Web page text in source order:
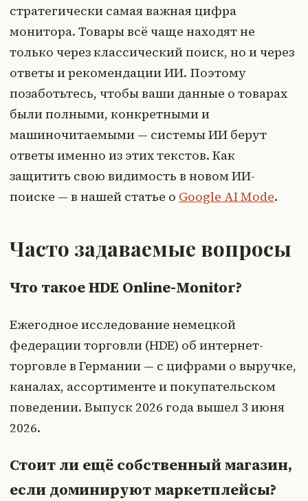
стратегически самая важная цифра
монитора. Товары всё чаще находят не
только через классический поиск, но и через
ответы и рекомендации ИИ. Поэтому
позаботьтесь, чтобы ваши данные о товарах
были полными, конкретными и
машиночитаемыми — системы ИИ берут
ответы именно из этих текстов. Как
защитить свою видимость в новом ИИ-
поиске — в нашей статье о Google AI Mode.
Часто задаваемые вопросы
Что такое HDE Online-Monitor?
Ежегодное исследование немецкой
федерации торговли (HDE) об интернет-
торговле в Германии — с цифрами о выручке,
каналах, ассортименте и покупательском
поведении. Выпуск 2026 года вышел 3 июня
2026.
Стоит ли ещё собственный магазин,
если доминируют маркетплейсы?